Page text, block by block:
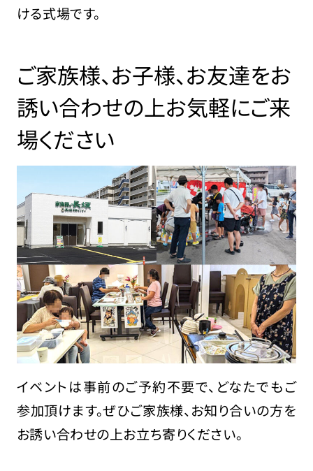
ける式場です。
ご家族様、お子様、お友達をお
誘い合わせの上お気軽にご来
場ください
イベントは事前のご予約不要で、どなたでもご
参加頂けます。ぜひご家族様、お知り合いの方を
お誘い合わせの上お立ち寄りください。